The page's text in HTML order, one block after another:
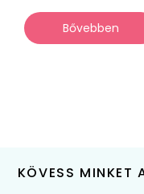
Bővebben
KÖVESS MINKET